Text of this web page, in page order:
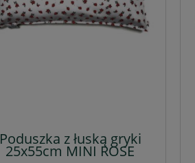
Poduszka z łuską gryki
25x55cm MINI ROSE